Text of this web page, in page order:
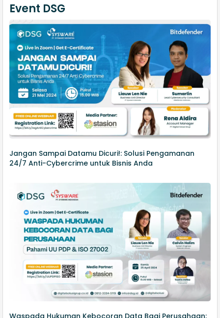
Event DSG
Jangan Sampai Datamu Dicuri!: Solusi Pengamanan
24/7 Anti-Cybercrime untuk Bisnis Anda